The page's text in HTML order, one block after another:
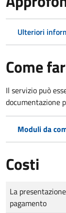
Ulteriori
Come
Il servizio può
documentazione
Moduli da
Costi
Tipo di pagamento
Importo
La
pagamento